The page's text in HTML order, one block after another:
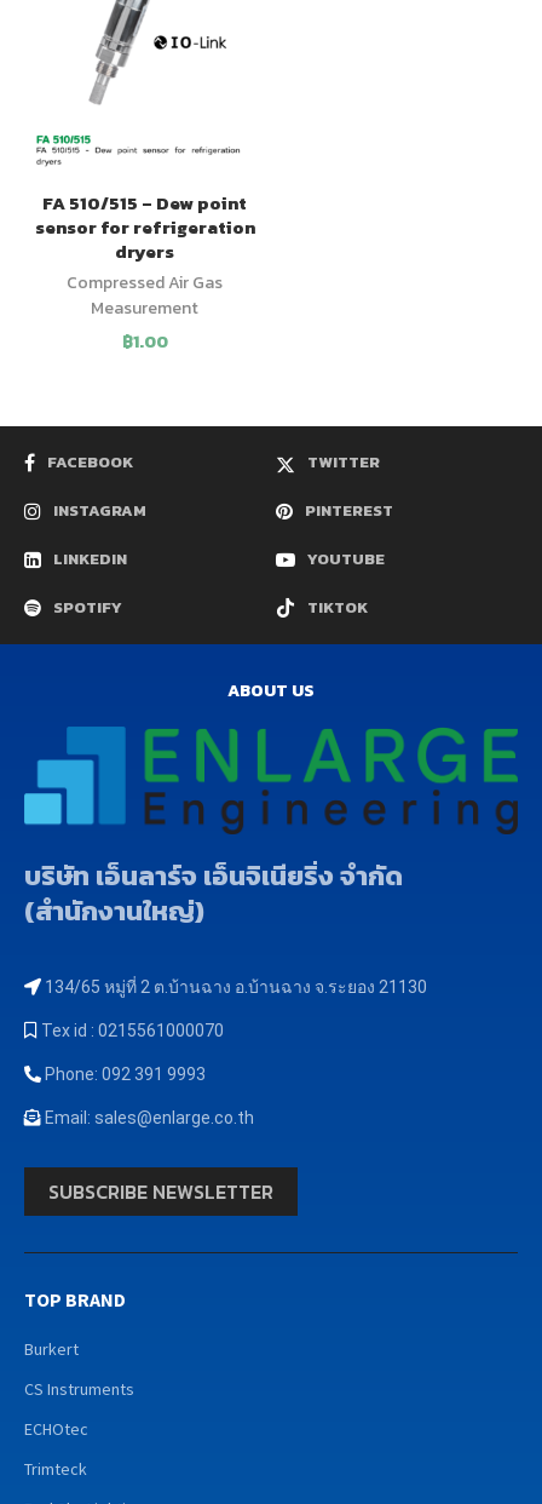
FA 510/515 – Dew point
sensor for refrigeration
dryers
Compressed Air Gas
Measurement
฿1.00
FACEBOOK TWITTER
INSTAGRAM PINTEREST
LINKEDIN YOUTUBE
SPOTIFY TIKTOK
ABOUT US
บริษัท เอ็นลาร์จ เอ็นจิเนียริ่ง จำกัด
(สำนักงานใหญ่)
134/65 หมู่ที่ 2 ต.บ้านฉาง อ.บ้านฉาง จ.ระยอง 21130
Tex id : 0215561000070
Phone: 092 391 9993
Email: sales@enlarge.co.th
SUBSCRIBE NEWSLETTER
TOP BRAND
Burkert
CS Instruments
ECHOtec
Trimteck